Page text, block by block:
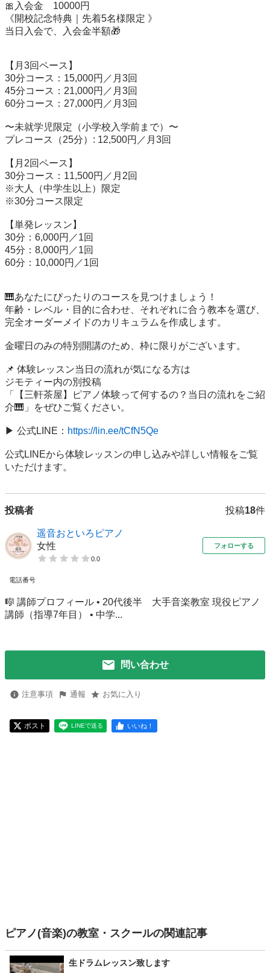
🎀入会金　10000円
《開校記念特典｜先着5名様限定 》
当日入会で、入会金半額🎁
【月3回ペース】
30分コース：15,000円／月3回
45分コース：21,000円／月3回
60分コース：27,000円／月3回
〜未就学児限定（小学校入学前まで）〜
プレコース（25分）: 12,500円／月3回
【月2回ペース】
30分コース：11,500円／月2回
※大人（中学生以上）限定
※30分コース限定
【単発レッスン】
30分：6,000円／1回
45分：8,000円／1回
60分：10,000円／1回
🎹あなたにぴったりのコースを見つけましょう！
年齢・レベル・目的に合わせ、それぞれに合う教本を選び、
完全オーダーメイドのカリキュラムを作成します。
金曜日のみの特別開講のため、枠に限りがございます。
📌 体験レッスン当日の流れが気になる方は
ジモティー内の別投稿
「【三軒茶屋】ピアノ体験って何するの？当日の流れをご紹
介🎹」をぜひご覧ください。
▶︎ 公式LINE： https://lin.ee/tCfN5Qe
公式LINEから体験レッスンの申し込みや詳しい情報をご覧
いただけます。
投稿者 投稿18件
遥音おといろピアノ
女性
0.0
フォローする
電話番号
🎼 講師プロフィール • 20代後半 大手音楽教室 現役ピアノ
講師（指導7年目） • 中学...
問い合わせ
注意事項 通報 お気に入り
ポスト LINEで送る いいね！
ピアノ(音楽)の教室・スクールの関連記事
生ドラムレッスン致します